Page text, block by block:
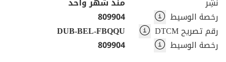
رخصة الوسيط
809904
رقم تصريح DTCM
DUB-BEL-FBQQU
رخصة الوسيط
809904